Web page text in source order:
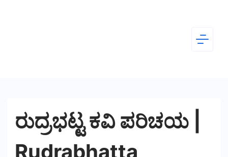
Kannada
ರುದ್ರಭಟ್ಟ ಕವಿ ಪರಿಚಯ |
Rudrabhatta